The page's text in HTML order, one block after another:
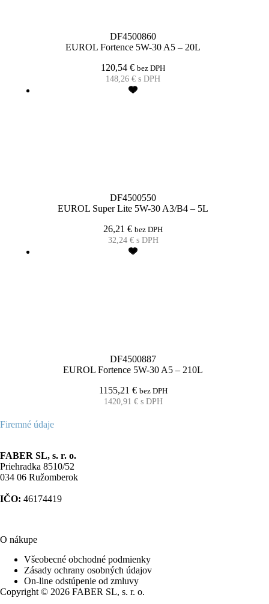
DF4500860
EUROL Fortence 5W-30 A5 – 20L
120,54€ bez DPH
148,26€ s DPH
DF4500550
EUROL Super Lite 5W-30 A3/B4 – 5L
26,21€ bez DPH
32,24 €s DPH
DF4500887
EUROL Fortence 5W-30 A5 – 210L
1155,21 € bez DPH
1420,91 €s DPH
Firemné údaje
FABER SL, s. r. o.
Priehradka 8510/52
034 06 Ružomberok
IČO: 46174419
O nákupe
Všeobecné obchodné podmienky
Zásady ochrany osobných údajov
On-line odstúpenie od zmluvy
Copyright © 2026 FABER SL, s. r. o.